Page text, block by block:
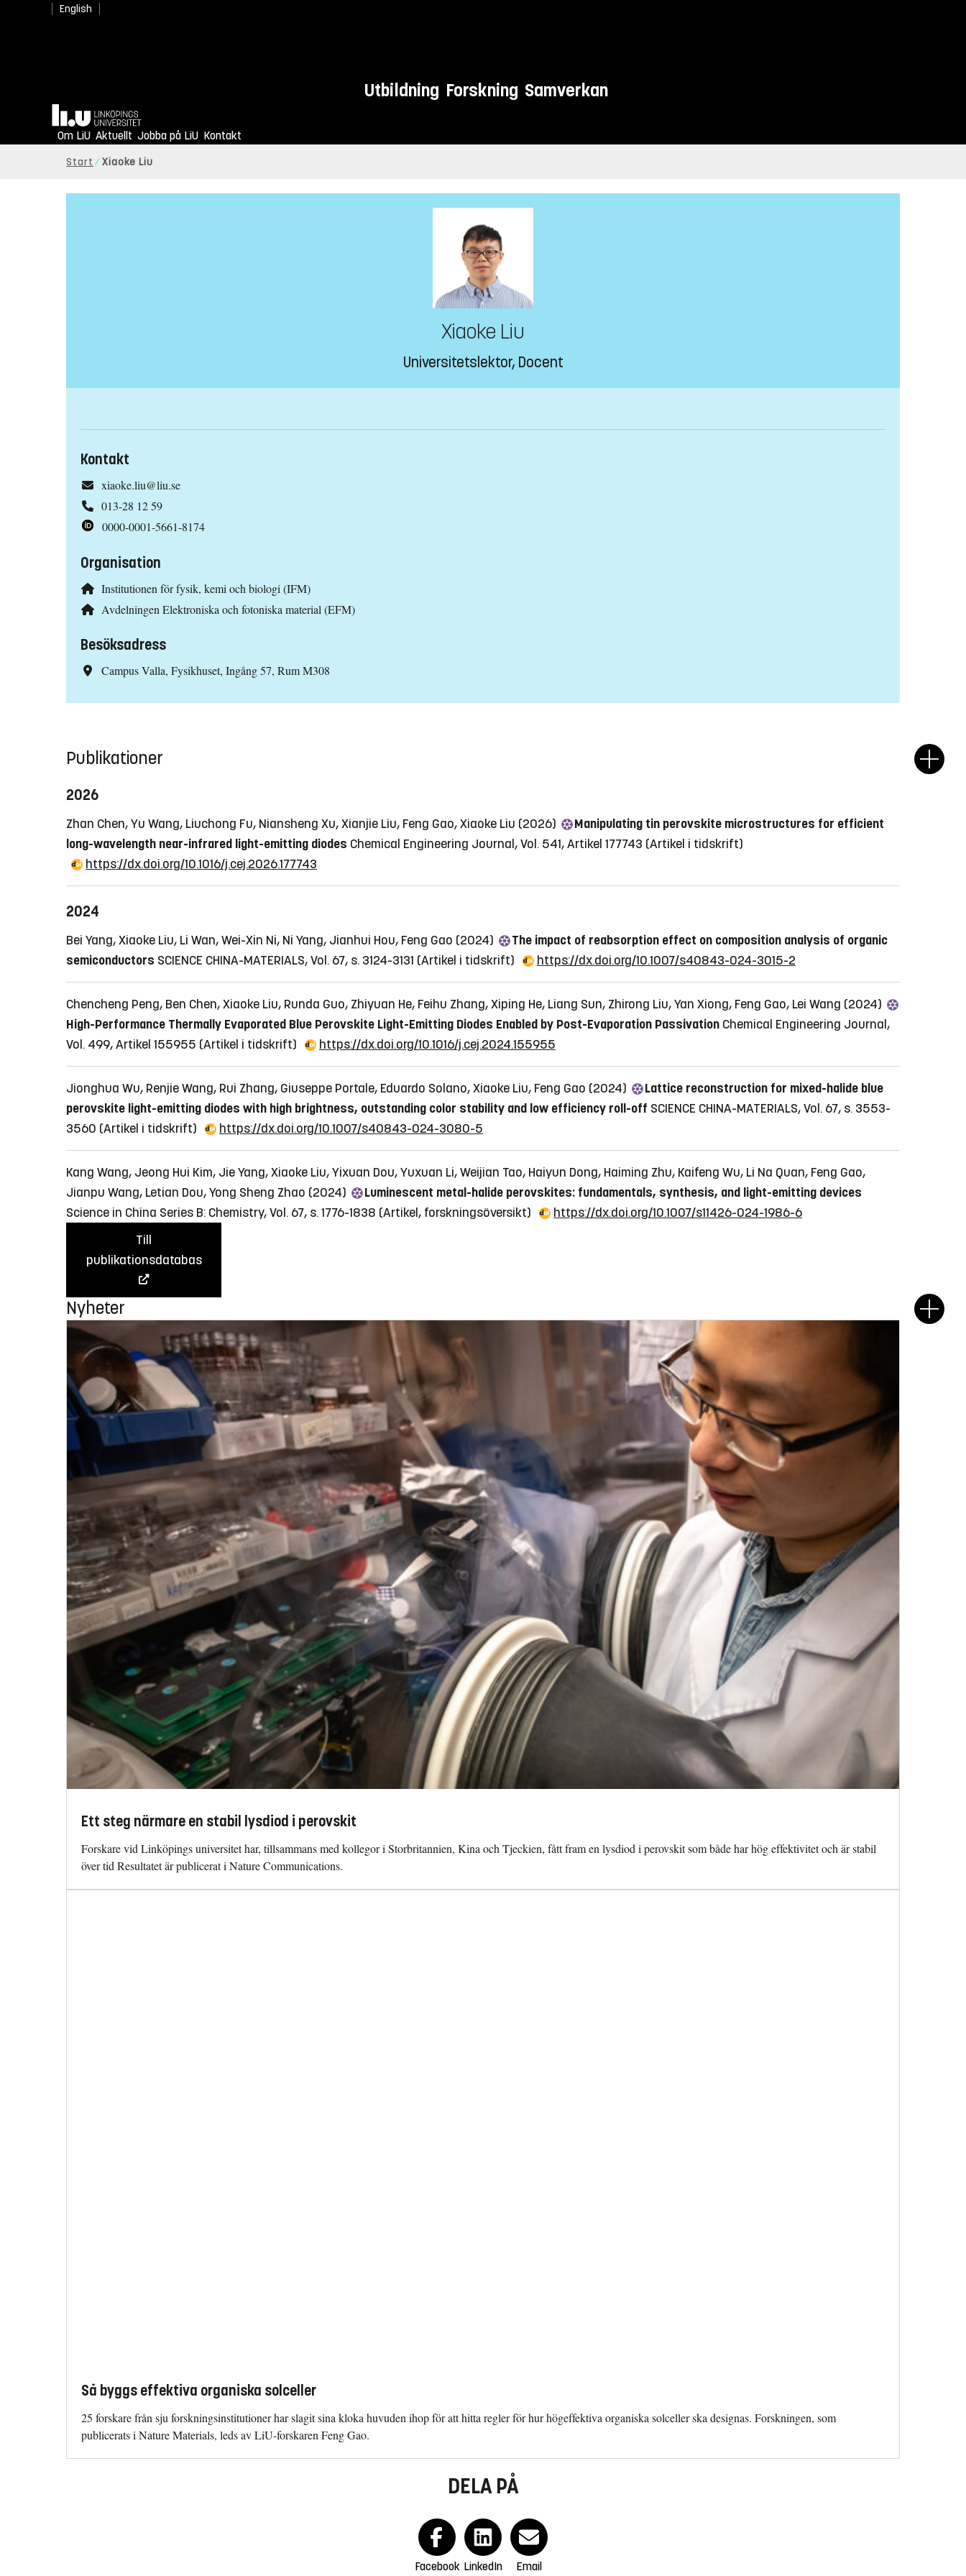
English
Utbildning Forskning Samverkan
Hem
Om LiU Aktuellt Jobba på LiU Kontakt
Start Xiaoke Liu
Xiaoke Liu
Universitetslektor, Docent
Kontakt
xiaoke.liu@liu.se
013-28 12 59
0000-0001-5661-8174
Organisation
Institutionen för fysik, kemi och biologi (IFM)
Avdelningen Elektroniska och fotoniska material (EFM)
Besöksadress
Campus Valla, Fysikhuset, Ingång 57, Rum M308
Publikationer
2026
Zhan Chen, Yu Wang, Liuchong Fu, Niansheng Xu, Xianjie Liu, Feng Gao, Xiaoke Liu (2026)
Manipulating tin perovskite microstructures for efficient
long-wavelength near-infrared light-emitting diodes Chemical Engineering Journal, Vol. 541, Artikel 177743 (Artikel i tidskrift)
https://dx.doi.org/10.1016/j.cej.2026.177743
2024
Bei Yang, Xiaoke Liu, Li Wan, Wei-Xin Ni, Ni Yang, Jianhui Hou, Feng Gao (2024)
The impact of reabsorption effect on composition analysis of organic
semiconductors SCIENCE CHINA-MATERIALS, Vol. 67, s. 3124-3131 (Artikel i tidskrift) https://dx.doi.org/10.1007/s40843-024-3015-2
Chencheng Peng, Ben Chen, Xiaoke Liu, Runda Guo, Zhiyuan He, Feihu Zhang, Xiping He, Liang Sun, Zhirong Liu, Yan Xiong, Feng Gao, Lei Wang (2024)
High-Performance Thermally Evaporated Blue Perovskite Light-Emitting Diodes Enabled by Post-Evaporation Passivation Chemical Engineering Journal,
Vol. 499, Artikel 155955 (Artikel i tidskrift) https://dx.doi.org/10.1016/j.cej.2024.155955
Jionghua Wu, Renjie Wang, Rui Zhang, Giuseppe Portale, Eduardo Solano, Xiaoke Liu, Feng Gao (2024)
Lattice reconstruction for mixed-halide blue
perovskite light-emitting diodes with high brightness, outstanding color stability and low efficiency roll-off SCIENCE CHINA-MATERIALS, Vol. 67, s. 3553-
3560 (Artikel i tidskrift) https://dx.doi.org/10.1007/s40843-024-3080-5
Kang Wang, Jeong Hui Kim, Jie Yang, Xiaoke Liu, Yixuan Dou, Yuxuan Li, Weijian Tao, Haiyun Dong, Haiming Zhu, Kaifeng Wu, Li Na Quan, Feng Gao,
Jianpu Wang, Letian Dou, Yong Sheng Zhao (2024)
Luminescent metal-halide perovskites: fundamentals, synthesis, and light-emitting devices
Science in China Series B: Chemistry, Vol. 67, s. 1776-1838 (Artikel, forskningsöversikt)
https://dx.doi.org/10.1007/s11426-024-1986-6
Till
publikationsdatabas
Nyheter
Ett steg närmare en stabil lysdiod i perovskit
Forskare vid Linköpings universitet har, tillsammans med kollegor i Storbritannien, Kina och Tjeckien, fått fram en lysdiod i perovskit som både har hög effektivitet och är stabil
över tid Resultatet är publicerat i Nature Communications.
Så byggs effektiva organiska solceller
25 forskare från sju forskningsinstitutioner har slagit sina kloka huvuden ihop för att hitta regler för hur högeffektiva organiska solceller ska designas. Forskningen, som
publicerats i Nature Materials, leds av LiU-forskaren Feng Gao.
DELA PÅ
Facebook LinkedIn Email